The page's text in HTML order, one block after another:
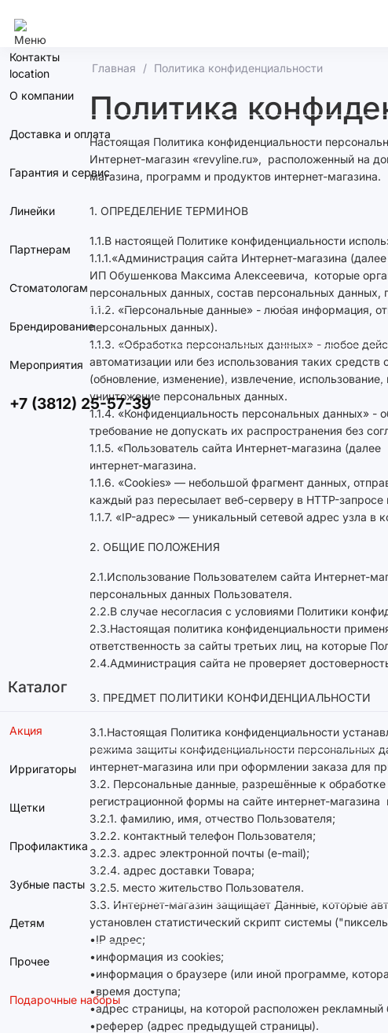
Контакты
О компании
Доставка и оплата
Гарантия и сервис
Линейки
Партнерам
Стоматологам
Брендирование
Мероприятия
+7 (3812) 25-57-39
Каталог
Акция
Ирригаторы
Щетки
Профилактика
Зубные пасты
Детям
Прочее
Подарочные наборы
Главная Политика конфиденциальности
Политика
Настоящая Политика конфиденциальности
Интернет-магазин «revyline.ru», расположенный на
магазина, программ и продуктов интернет-магазина.
1. ОПРЕДЕЛЕНИЕ ТЕРМИНОВ
1.1.В настоящей Политике конфиденциальности
1.1.1.«Администрация сайта Интернет-магазина
ИП Обушенкова Максима Алексеевича, которые
персональных данных, состав персональных
1.1.2. «Персональные данные» - любая информация,
персональных данных).
1.1.3. «Обработка персональных данных» - любое
автоматизации или без использования таких
(обновление, изменение), извлечение,
уничтожение персональных данных.
1.1.4. «Конфиденциальность персональных данных»
требование не допускать их распространения без
1.1.5. «Пользователь сайта Интернет-магазина
интернет-магазина.
1.1.6. «Cookies» — небольшой фрагмент данных,
каждый раз пересылает веб-серверу в HTTP-
1.1.7. «IP-адрес» — уникальный сетевой адрес узла в
2. ОБЩИЕ ПОЛОЖЕНИЯ
2.1.Использование Пользователем сайта Интернет-
персональных данных Пользователя.
2.2.В случае несогласия с условиями Политики
2.3.Настоящая политика конфиденциальности
ответственность за сайты третьих лиц, на которые
2.4.Администрация сайта не проверяет
3. ПРЕДМЕТ ПОЛИТИКИ КОНФИДЕНЦИАЛЬНОСТИ
3.1.Настоящая Политика конфиденциальности
режима защиты конфиденциальности персональных
интернет-магазина или при оформлении заказа для
3.2. Персональные данные, разрешённые к
регистрационной формы на сайте интернет-
3.2.1. фамилию, имя, отчество Пользователя;
3.2.2. контактный телефон Пользователя;
3.2.3. адрес электронной почты (e-mail);
3.2.4. адрес доставки Товара;
3.2.5. место жительство Пользователя.
3.3. Интернет-магазин защищает Данные, которые
установлен статистический скрипт системы
•IP адрес;
•информация из cookies;
•информация о браузере (или иной программе,
•время доступа;
•адрес страницы, на которой расположен рекламный
•реферер (адрес предыдущей страницы).